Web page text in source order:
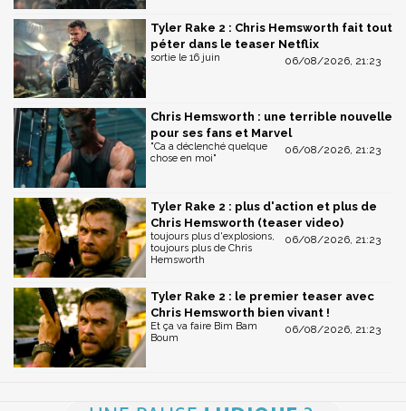
Tyler Rake 2 : Chris Hemsworth fait tout
péter dans le teaser Netflix
06/08/2026, 21:23
sortie le 16 juin
Chris Hemsworth : une terrible nouvelle
pour ses fans et Marvel
06/08/2026, 21:23
"Ca a déclenché quelque
chose en moi"
Tyler Rake 2 : plus d'action et plus de
Chris Hemsworth (teaser video)
06/08/2026, 21:23
toujours plus d'explosions,
toujours plus de Chris
Hemsworth
Tyler Rake 2 : le premier teaser avec
Chris Hemsworth bien vivant !
06/08/2026, 21:23
Et ça va faire Bim Bam
Boum